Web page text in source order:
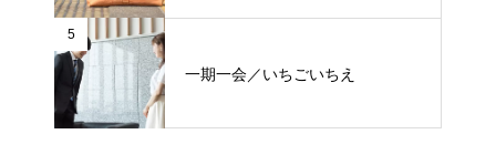
5
一期一会／いちごいちえ